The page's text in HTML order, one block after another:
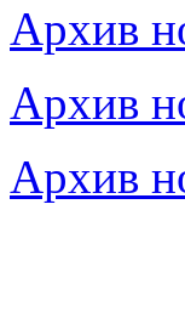
Архив
Архив
Архив